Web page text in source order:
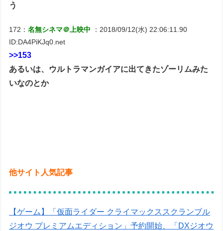
う
172：名無シネマ＠上映中
：2018/09/12(水) 22:06:11.90
ID:DA4PiKJq0.net
>>153
あるいは、ウルトラマンガイアに出てきたゾーリムみた
いなのとか
他サイト人気記事
【ゲーム】「仮面ライダー クライマックススクランブル
ジオウ プレミアムエディション」予約開始、「DXジオウ